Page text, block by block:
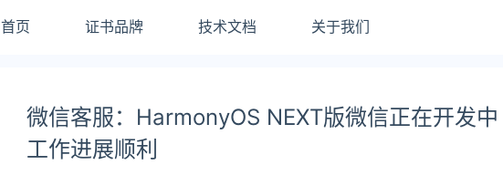
首页 证书品牌 技术文档 关于我们
微信客服：HarmonyOS NEXT版微信正在开发
工作进展顺利